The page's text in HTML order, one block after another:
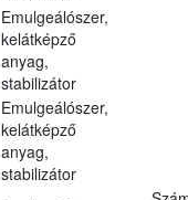
Emulgeálószer,
kelátképző
anyag,
stabilizátor
Emulgeálószer,
kelátképző
anyag,
stabilizátor